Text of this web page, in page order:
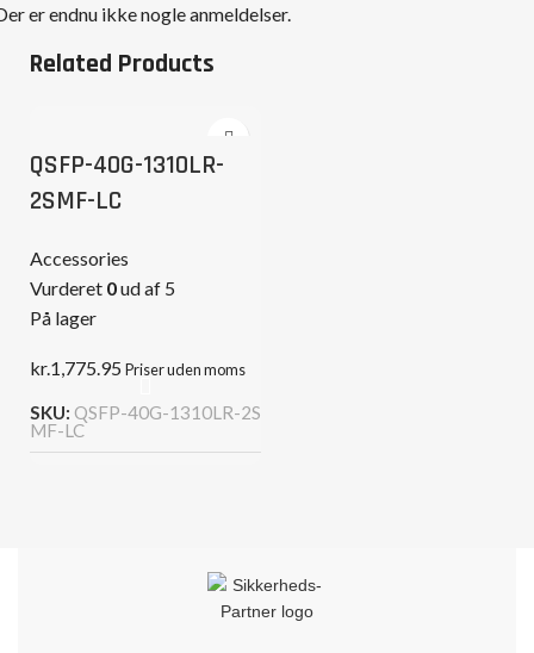
er endnu ikke nogle anmeldelser.
Related Products
QSFP-40G-1310LR-
2SMF-LC
Accessories
Vurderet 0ud af 5
På lager
kr.1,775.95Priser uden moms
SKU: QSFP-40G-1310LR-2S
MF-LC